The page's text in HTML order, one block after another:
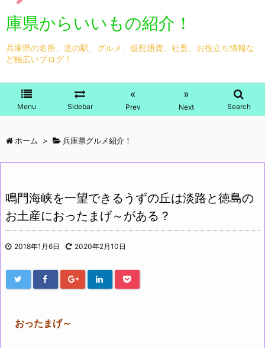
庫県からいいもの紹介！
兵庫県の名所、道の駅、グルメ、仮想通貨、社畜、お役立ち情報な
ど幅広いブログ！
Menu Sidebar
«
Prev
»
Next Search
ホーム > 兵庫県グルメ紹介！
鳴門海峡を一望できるうずの丘は淡路と徳島の
お土産におったまげ～がある？
2018年1月6日 2020年2月10日
おったまげ～